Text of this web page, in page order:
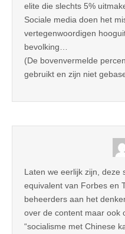
elite die slechts 5%
Sociale media doen het
vertegenwoordigen
bevolking…
(De bovenvermelde
gebruikt en zijn niet
Laten we eerlijk zijn, deze
equivalent van Forbes en
beheerders aan het
over de content maar ook
“socialisme met Chinese